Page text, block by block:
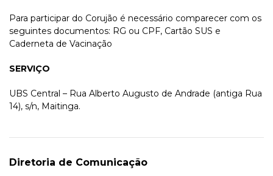
Para participar do Corujão é necessário comparecer com os
seguintes documentos: RG ou CPF, Cartão SUS e
Caderneta de Vacinação
SERVIÇO
UBS Central – Rua Alberto Augusto de Andrade (antiga Rua
14), s/n, Maitinga.
Diretoria de Comunicação